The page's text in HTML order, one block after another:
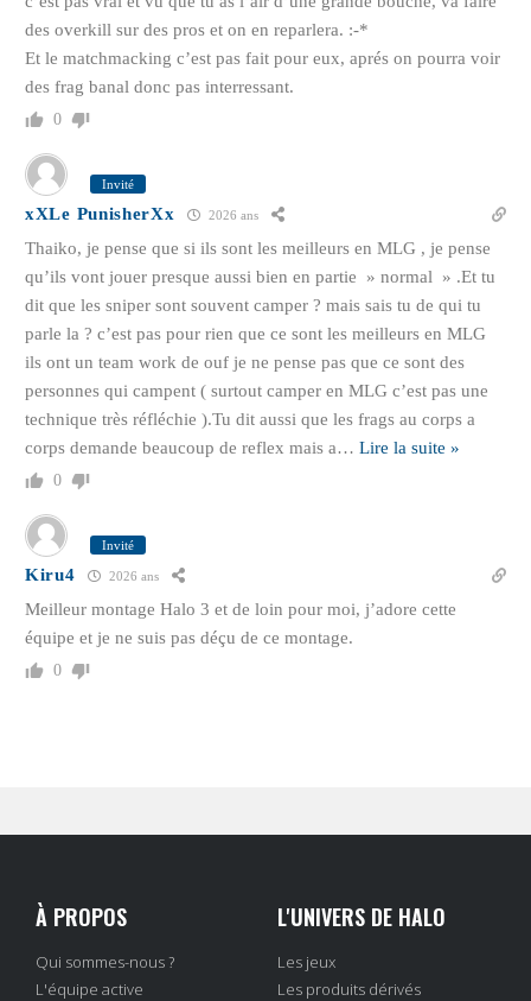
des overkill sur des pros et on en reparlera. :-*
Et le matchmacking c’est pas fait pour eux, aprés on pourra voir
des frag banal donc pas interressant.
0
Invité
xXLe PunisherXx 2026 ans
Thaiko, je pense que si ils sont les meilleurs en MLG , je pense
qu’ils vont jouer presque aussi bien en partie » normal » .Et tu
dit que les sniper sont souvent camper ? mais sais tu de qui tu
parle la ? c’est pas pour rien que ce sont les meilleurs en MLG
ils ont un team work de ouf je ne pense pas que ce sont des
personnes qui campent ( surtout camper en MLG c’est pas une
technique très réfléchie ).Tu dit aussi que les frags au corps a
corps demande beaucoup de reflex mais a… Lire la suite »
0
Invité
Kiru4 2026 ans
Meilleur montage Halo 3 et de loin pour moi, j’adore cette
équipe et je ne suis pas déçu de ce montage.
0
À PROPOS
Qui sommes-nous ?
L'équipe active
L'UNIVERS DE HALO
Les jeux
Les produits dérivés